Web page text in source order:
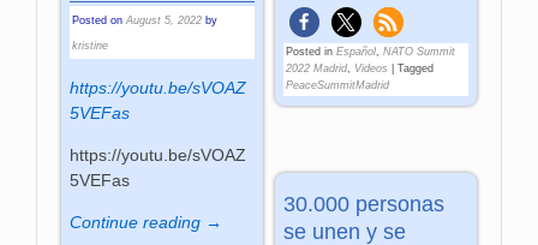
Posted in Español, NATO Summit
2022 Madrid, Videos
Tagged
PeaceSummitMadrid
Posted onAugust 5, 2022 by
kristine
https://youtu.be/sVOAZ
5VEFas
https://youtu.be/sVOAZ
5VEFas
Continue reading →
30.000 personas
se unen y se